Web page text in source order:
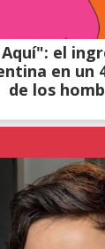
el
en un
de los